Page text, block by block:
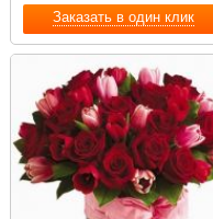
Заказать в один клик